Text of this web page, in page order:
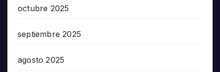
octubre 2025
septiembre 2025
agosto 2025